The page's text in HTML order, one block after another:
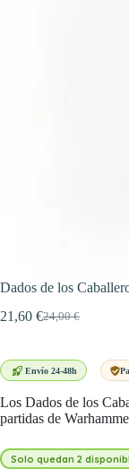
Dados de los
24,00€
El
era:
21,60 €El
es:
Envío 24-48h
Los Dados de los
partidas de
Solo quedan 2